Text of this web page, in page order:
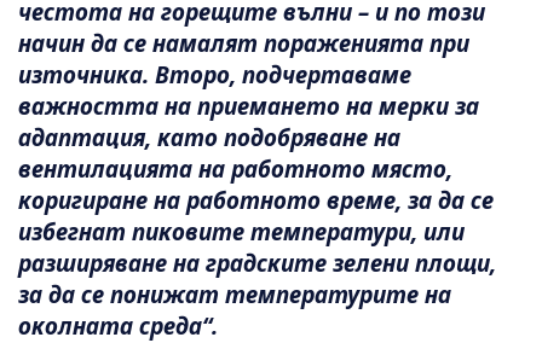
честота на горещите вълни – и по този
начин да се намалят пораженията при
източника. Второ, подчертаваме
важността на приемането на мерки за
адаптация, като подобряване на
вентилацията на работното място,
коригиране на работното време, за да се
избегнат пиковите температури, или
разширяване на градските зелени площи,
за да се понижат температурите на
околната среда“.